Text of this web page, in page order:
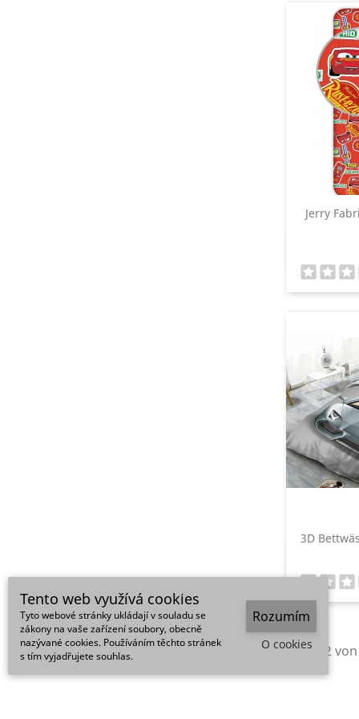
Jerry
3D
1 - 12
Tento web využívá cookies
Tyto webové stránky ukládají v souladu se
zákony na vaše zařízení soubory, obecně
nazývané cookies. Používáním těchto stránek
s tím vyjadřujete souhlas.
Rozumím
O cookies